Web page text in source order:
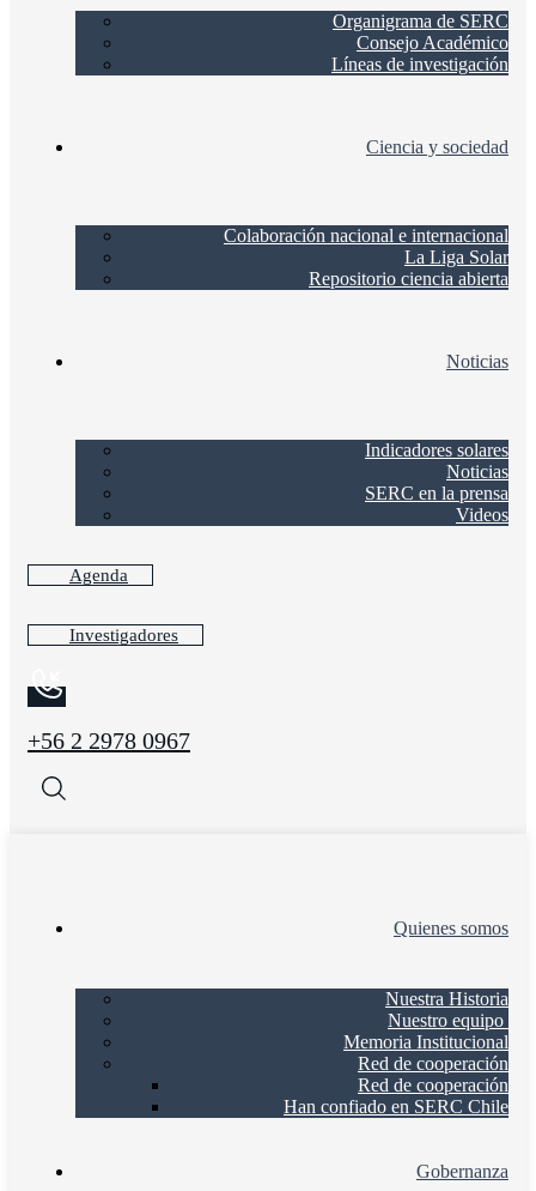
Organigrama de SERC
Consejo Académico
Líneas de investigación
Ciencia y sociedad
Colaboración nacional e internacional
La Liga Solar
Repositorio ciencia abierta
Noticias
Indicadores solares
Noticias
SERC en la prensa
Videos
Agenda
Investigadores
+56 2 2978 0967
Quienes somos
Nuestra Historia
Nuestro equipo
Memoria Institucional
Red de cooperación
Red de cooperación
Han confiado en SERC Chile
Gobernanza